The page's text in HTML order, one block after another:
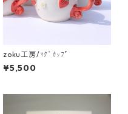
zoku工房/ﾏｸﾞｶｯﾌﾟ
¥5,500